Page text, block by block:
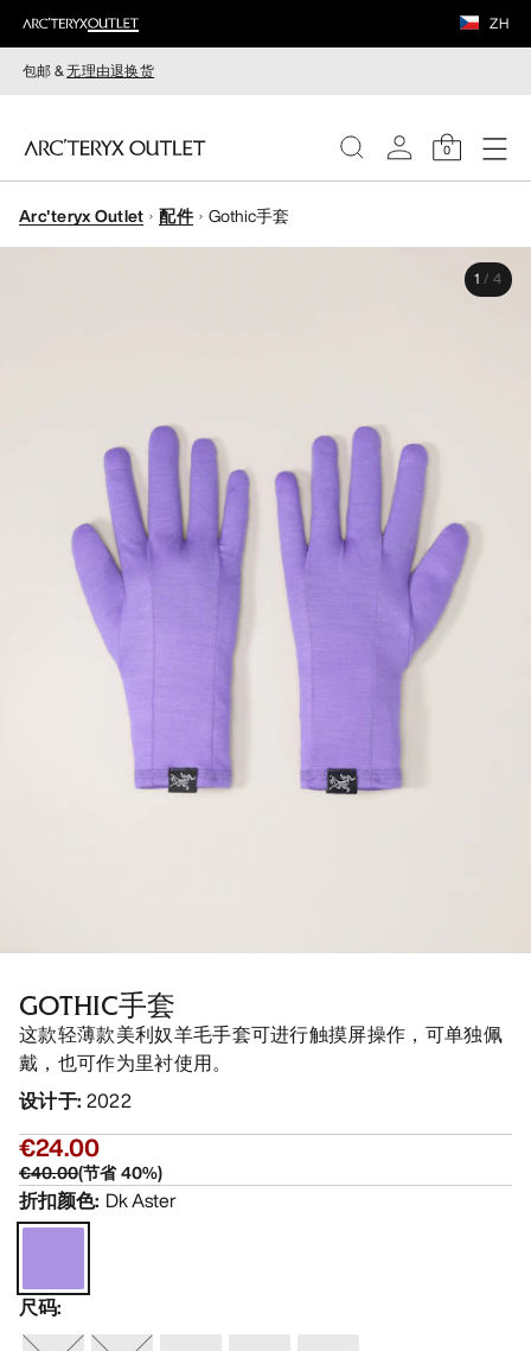
ZH
包邮 &无理由退换货
0
女装
Arc'teryx Outlet 配件 Gothic手套
1 / 4
GOTHIC手套
这款轻薄款美利奴羊毛手套可进行触摸屏操作，可单独佩
戴，也可作为里衬使用。
设计于: 2022
€24.00
€40.00(节省40%)
折扣颜色: Dk Aster
尺码: